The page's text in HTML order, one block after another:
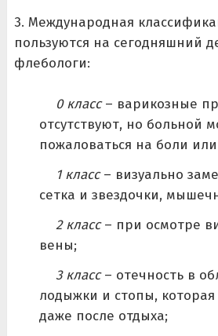
3. Международная
пользуются на сегодняшний
флебологи:
0 класс– варикозные
отсутствуют, но больной
пожаловаться на боли или
1 класс– визуально
сетка и звездочки,
2 класс– при осмотре
вены;
3 класс– отечность в
лодыжки и стопы,
даже после отдыха;